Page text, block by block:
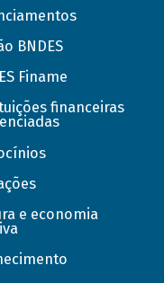
BNDES
Finame
financeiras
e economia